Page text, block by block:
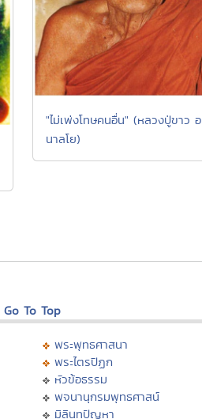
"ไม่เพ่งโทษคนอื่น" (หลวงปู่ขาว อ
นาลโย)
Go To Top
พระพุทธศาสนา
พระไตรปิฏก
หัวข้อธรรม
พจนานุกรมพุทธศาสน์
มิลินทปัญหา